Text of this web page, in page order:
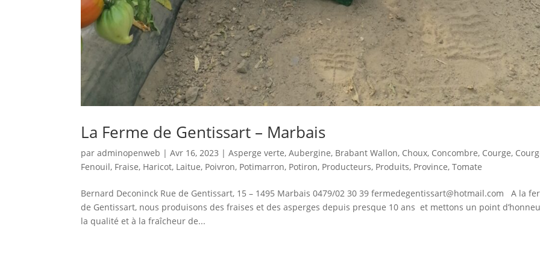
La Ferme de Gentissart – Marbais
paradminopenweb |Avr 16, 2023 |Asperge verte,Aubergine, Brabant Wallon, Choux, Concombre, Courge,
Fenouil, Fraise, Haricot, Laitue, Poivron, Potimarron, Potiron, Producteurs, Produits, Province,Tomate
Bernard Deconinck Rue de Gentissart, 15 – 1495 Marbais 0479/02 30 39 fermedegentissart@hotmail.com A la
de Gentissart, nous produisons des fraises et des asperges depuis presque 10 ans et mettons un point
la qualité et à la fraîcheur de...